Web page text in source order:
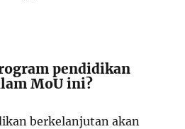
pendidikan
MoU ini?
berkelanjutan akan